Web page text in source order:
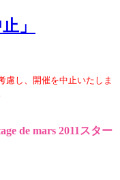
」
慮し、開催を中止いたしま
de mars 2011スター